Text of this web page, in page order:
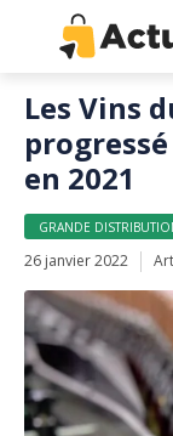
Les Vins
en 2021
GRANDE
26 janvier 2022